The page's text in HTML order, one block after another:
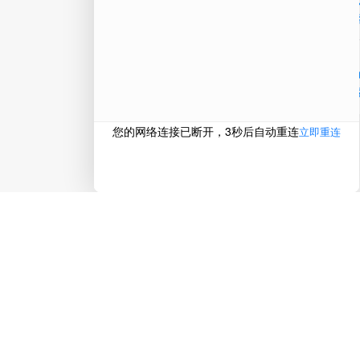
在
电